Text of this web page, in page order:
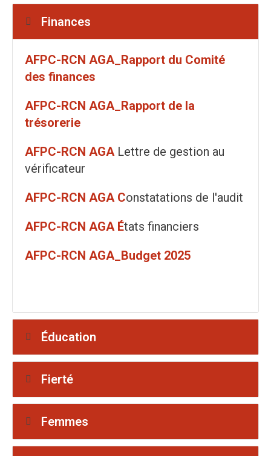
Finances
AFPC-RCN AGA_Rapport du Comité
des finances
AFPC-RCN AGA_Rapport de la
trésorerie
AFPC-RCN AGA Lettre de gestion au
vérificateur
AFPC-RCN AGA Constatations de l'audit
AFPC-RCN AGA États financiers
AFPC-RCN AGA_Budget 2025
Éducation
Fierté
Femmes